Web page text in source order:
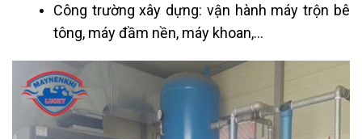
Công trường xây dựng: vận hành máy trộn bê
tông, máy đầm nền, máy khoan,…